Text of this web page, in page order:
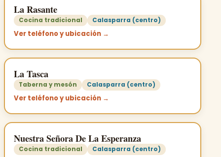
La Rasante
Cocina tradicional Calasparra (centro)
Ver teléfono y ubicación →
La Tasca
Taberna y mesón Calasparra (centro)
Ver teléfono y ubicación →
Nuestra Señora De La Esperanza
Cocina tradicional Calasparra (centro)